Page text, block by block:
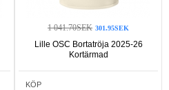
1 041.70SEK 301.95SEK
Lille OSC Bortatröja 2025-26
Kortärmad
KÖP